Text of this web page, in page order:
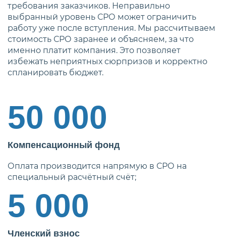
требования заказчиков. Неправильно
выбранный уровень СРО может ограничить
работу уже после вступления. Мы рассчитываем
стоимость СРО заранее и объясняем, за что
именно платит компания. Это позволяет
избежать неприятных сюрпризов и корректно
спланировать бюджет.
50 000
Компенсационный фонд
Оплата производится напрямую в СРО на
специальный расчётный счёт;
5 000
Членский взнос